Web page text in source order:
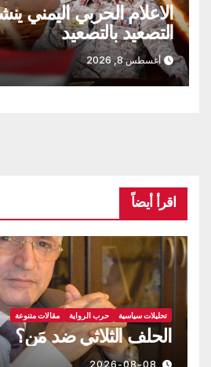
الاعلام الحربي اليمني
التصعيد بالتصعيد
أغسطس 8, 2026
اقرأ أيضاً
تحليلات سياسية حرب الرواية مقالات متنوعة
الحلف الثلاثي ضد مَن؟
2026-08-08